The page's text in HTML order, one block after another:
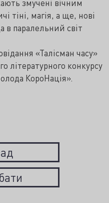
змучені вічним
тіні, магія, а ще, нові
в паралельний світ
«Талісман часу»
конкурсу
КороНація».